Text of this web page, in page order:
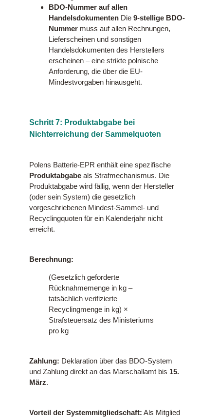
BDO-Nummer auf allen
HandelsdokumentenDie 9-stellige BDO-
Nummermuss auf allen Rechnungen,
Lieferscheinen und sonstigen
Handelsdokumenten des Herstellers
erscheinen – eine strikte polnische
Anforderung, die über die EU-
Mindestvorgaben hinausgeht.
Schritt 7: Produktabgabe bei
Nichterreichung der Sammelquoten
Polens Batterie-EPR enthält eine spezifische
Produktabgabe als Strafmechanismus. Die
Produktabgabe wird fällig, wenn der Hersteller
(oder sein System) die gesetzlich
vorgeschriebenen Mindest-Sammel- und
Recyclingquoten für ein Kalenderjahr nicht
erreicht.
Berechnung:
(Gesetzlich geforderte
Rücknahmemenge in kg –
tatsächlich verifizierte
Recyclingmenge in kg) ×
Strafsteuersatz des Ministeriums
pro kg
Zahlung: Deklaration über das BDO-System
und Zahlung direkt an das Marschallamt bis 15.
März.
Vorteil der Systemmitgliedschaft: Als Mitglied